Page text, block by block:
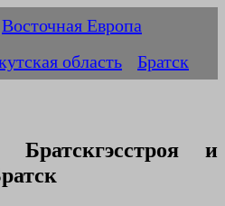
Восточная Европа
область Братск
и